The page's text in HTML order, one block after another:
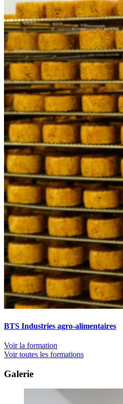
BTS Industries agro-alimentaires
Voir la formation
Voir toutes les formations
Galerie